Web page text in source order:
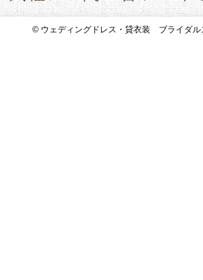
© ウェディングドレス・貸衣装 ブライダ